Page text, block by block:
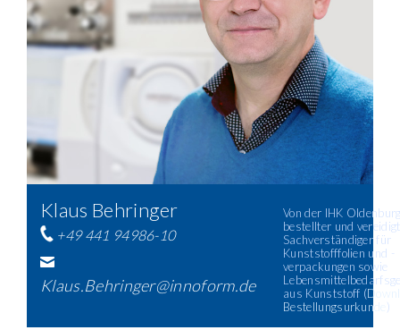
Klaus Behringer
+49 441 94986-10
Klaus.Behringer@innoform.de
Von der IHK
bestellter und
Sachverständiger für
Kunststofffolien und -
verpackungen sowie
aus Kunststoff (
Bestellungsurkunde )